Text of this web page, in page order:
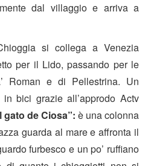
dal villaggio e arriva a
si collega a Venezia
per il Lido, passando per le
Roman e di Pellestrina. Un
bici grazie all’approdo Actv
gato de Ciosa”: è una colonna
guarda al mare e affronta il
furbesco e un po’ ruffiano